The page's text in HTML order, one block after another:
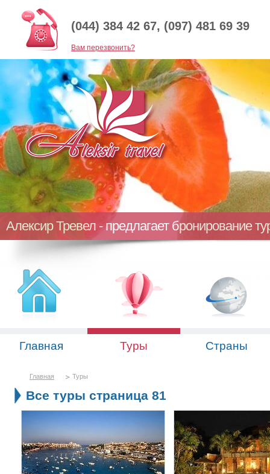
(044) 384 42 67, (097) 481 69 39
Baм перезвонить?
Алексир Тревел - предлагает бронирование
Главная Туры Страны
Главная Туры
Все туры страница 81